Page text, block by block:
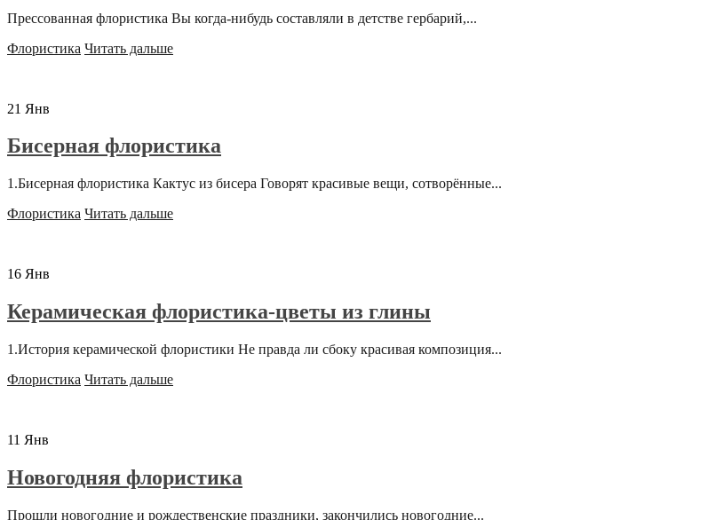
Прессованная флористика Вы когда-нибудь составляли в детстве гербарий,...
Флористика Читать дальше
21 Янв
Бисерная флористика
1.Бисерная флористика Кактус из бисера Говорят красивые вещи, сотворённые...
Флористика Читать дальше
16 Янв
Керамическая флористика-цветы из глины
1.История керамической флористики Не правда ли сбоку красивая композиция...
Флористика Читать дальше
11 Янв
Новогодняя флористика
Прошли новогодние и рождественские праздники, закончились новогодние...